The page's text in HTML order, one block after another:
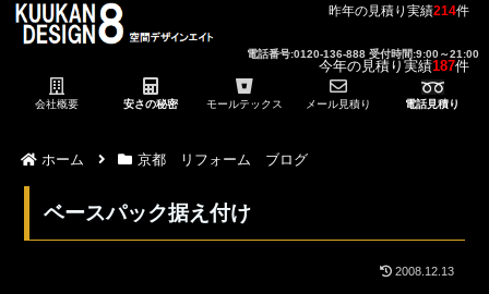
昨年の見積り実績214件
今年の見積り実績187件
電話番号:0120-136-888 受付時間:9:00～21:00
会社概要 安さの秘密 モールテックス メール見積り 電話見積り
ホーム 京都 リフォーム ブログ
ベースパック据え付け
2008.12.13